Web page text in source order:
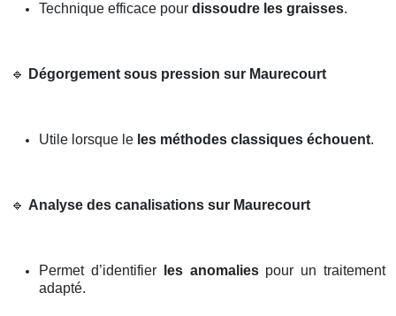
Technique efficace pour dissoudre les graisses.
🔹 Dégorgement sous pression sur Maurecourt
Utile lorsque le les méthodes classiques échouent.
🔹 Analyse des canalisations sur Maurecourt
Permet d’identifier les anomaliespour un traitement
adapté.